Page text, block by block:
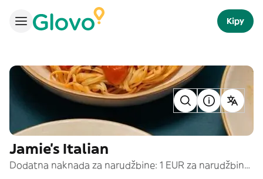
Кіру
Jamie's Italian
Dodatna naknada za narudžbine: 1 EUR za narudžbinu ispod 6 EURA